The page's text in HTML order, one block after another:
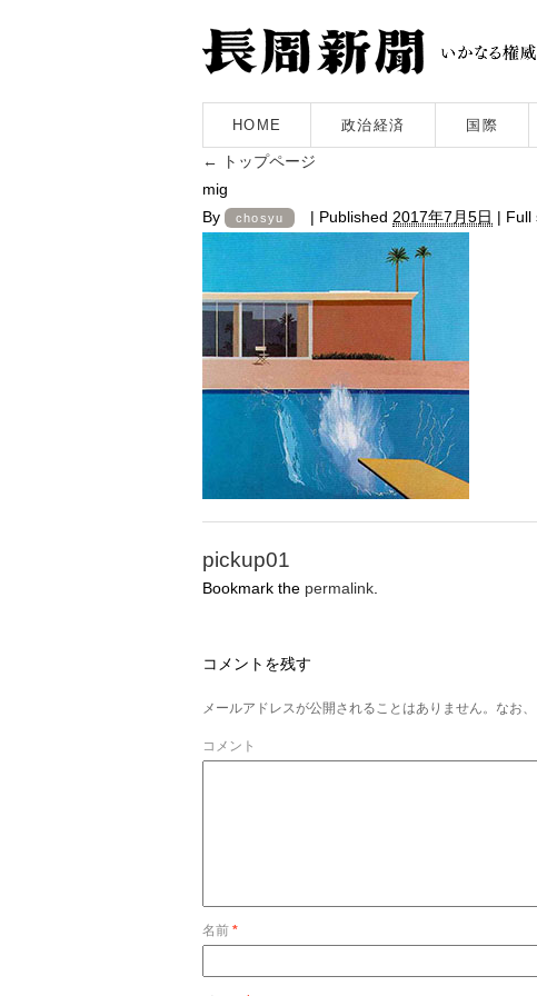
HOME 政治経済 国際
←
トップページ
mig
By
chosyu | Published 2017年7月5日 | Full
pickup01
Bookmark the permalink
コメントを残す
メールアドレスが公開されることはありません。なお、
コメント
名前 *